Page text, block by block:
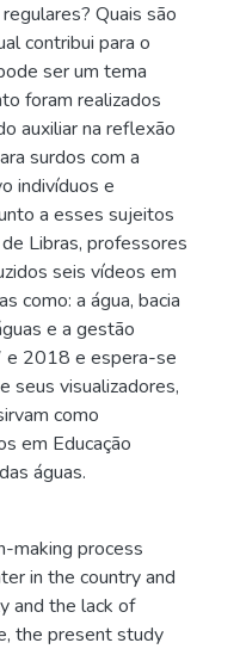
Quais são
contribui para o
ser um tema
foram realizados
auxiliar na reflexão
surdos com a
indivíduos e
a esses sujeitos
Libras, professores
seis vídeos em
como: a água, bacia
e a gestão
e 2018 e espera-se
seus visualizadores,
como
em Educação
águas.
making process
in the country and
and the lack of
the present study